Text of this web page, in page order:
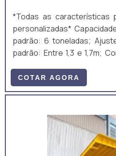
*Todas as características
personalizadas* Capacidade de carga
padrão: 6 toneladas;
padrão: Entre 1,3 e 1,7m;
2m; Ajuste de altura padrão: Manual,
mecânico, por manivela; Equipamento
carbono A36, composto
laminados U, I e chapas. A
um monobloco, unido
soldagem MIG/MAG. • Acompanha: (a)
COTAR AGORA